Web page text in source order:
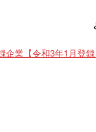
企業【令和3年1月登